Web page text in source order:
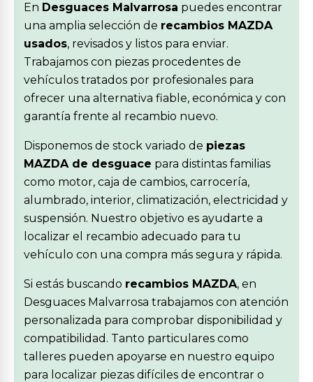
En Desguaces Malvarrosa puedes encontrar
una amplia selección de recambios MAZDA
usados, revisados y listos para enviar.
Trabajamos con piezas procedentes de
vehículos tratados por profesionales para
ofrecer una alternativa fiable, económica y con
garantía frente al recambio nuevo.
Disponemos de stock variado de piezas
MAZDA de desguace para distintas familias
como motor, caja de cambios, carrocería,
alumbrado, interior, climatización, electricidad y
suspensión. Nuestro objetivo es ayudarte a
localizar el recambio adecuado para tu
vehículo con una compra más segura y rápida.
Si estás buscando recambios MAZDA, en
Desguaces Malvarrosa trabajamos con atención
personalizada para comprobar disponibilidad y
compatibilidad. Tanto particulares como
talleres pueden apoyarse en nuestro equipo
para localizar piezas difíciles de encontrar o